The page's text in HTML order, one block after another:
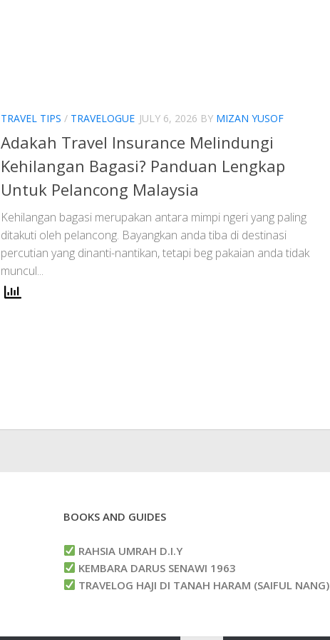
TRAVEL TIPS / TRAVELOGUE JULY 6, 2026 BY MIZAN YUSOF
Adakah Travel Insurance Melindungi
Kehilangan Bagasi? Panduan Lengkap
Untuk Pelancong Malaysia
Kehilangan bagasi merupakan antara mimpi ngeri yang paling
ditakuti oleh pelancong. Bayangkan anda tiba di destinasi
percutian yang dinanti-nantikan, tetapi beg pakaian anda tidak
muncul...
BOOKS AND GUIDES
RAHSIA UMRAH D.I.Y
KEMBARA DARUS SENAWI 1963
TRAVELOG HAJI DI TANAH HARAM (SAIFUL NANG)